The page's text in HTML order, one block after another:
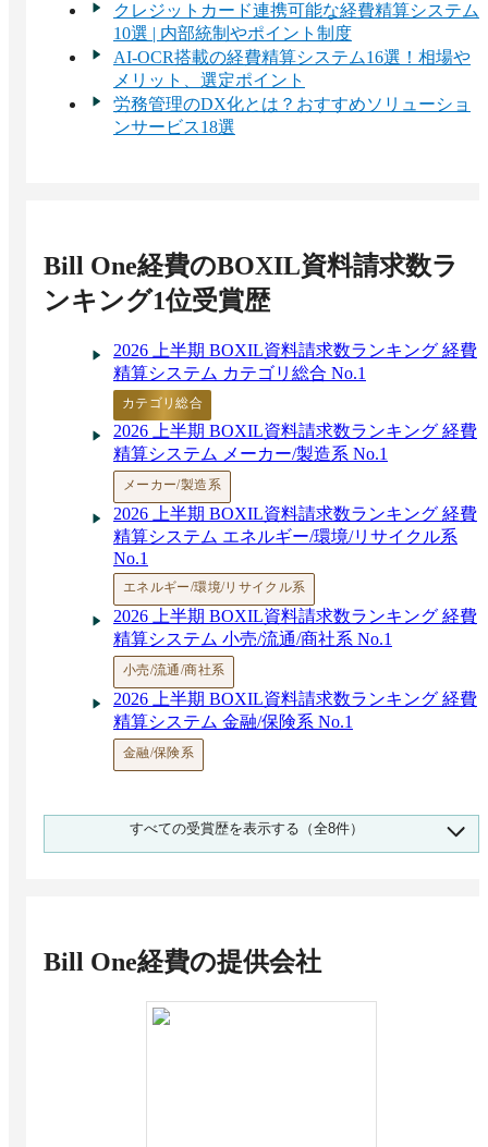
クレジットカード連携可能な経費精算システム
10選 | 内部統制やポイント制度
AI-OCR搭載の経費精算システム16選！相場や
メリット、選定ポイント
労務管理のDX化とは？おすすめソリューショ
ンサービス18選
Bill One経費のBOXIL資料請求数ラ
ンキング1位受賞歴
2026 上半期 BOXIL資料請求数ランキング 経費
精算システム カテゴリ総合 No.1
カテゴリ総合
2026 上半期 BOXIL資料請求数ランキング 経費
精算システム メーカー/製造系 No.1
メーカー/製造系
2026 上半期 BOXIL資料請求数ランキング 経費
精算システム エネルギー/環境/リサイクル系
No.1
エネルギー/環境/リサイクル系
2026 上半期 BOXIL資料請求数ランキング 経費
精算システム 小売/流通/商社系 No.1
小売/流通/商社系
2026 上半期 BOXIL資料請求数ランキング 経費
精算システム 金融/保険系 No.1
金融/保険系
2026 上半期 BOXIL資料請求数ランキング 経費
精算システム コンサルティング・専門サービ
精算システム 医療系 No.1
医療系
2026 上半期 BOXIL資料請求数ランキング 経費
精算システム 中小企業向け No.1
すべての受賞歴を表示する（全8件）
Bill One経費の提供会社